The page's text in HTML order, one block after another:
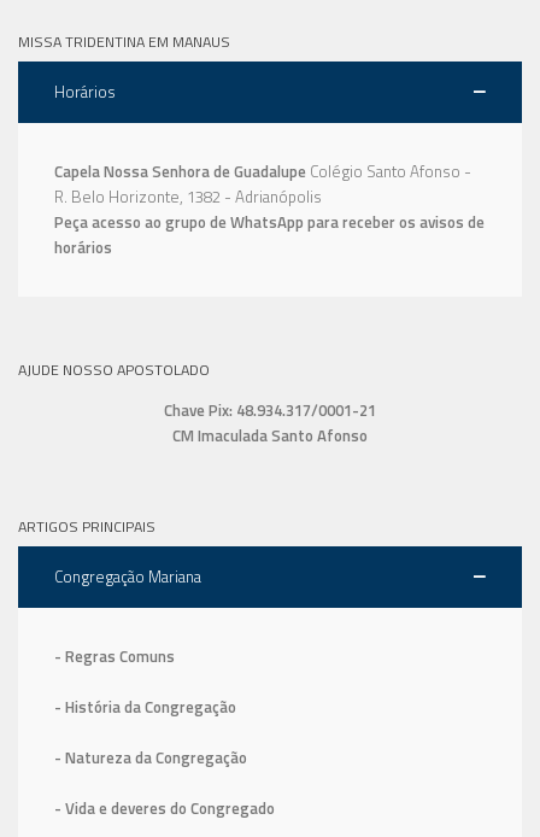
MISSA TRIDENTINA EM MANAUS
Horários
Capela Nossa Senhora de Guadalupe Colégio Santo Afonso -
R. Belo Horizonte, 1382 - Adrianópolis
Peça acesso ao grupo de WhatsApp para receber os avisos de
horários
AJUDE NOSSO APOSTOLADO
Chave Pix: 48.934.317/0001-21
CM Imaculada Santo Afonso
ARTIGOS PRINCIPAIS
Congregação Mariana
- Regras Comuns
- História da Congregação
- Natureza da Congregação
- Vida e deveres do Congregado